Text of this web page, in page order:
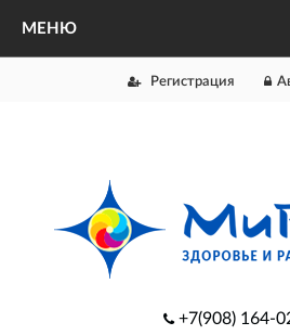
Регистрация
+7(908) 164-